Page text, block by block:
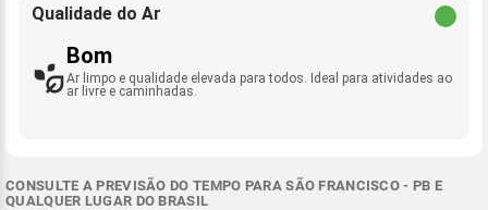
Qualidade do Ar
Bom
Ar limpo e qualidade elevada para todos. Ideal para atividades ao
ar livre e caminhadas.
CONSULTE A PREVISÃO DO TEMPO PARA SÃO FRANCISCO - PB E
QUALQUER LUGAR DO BRASIL